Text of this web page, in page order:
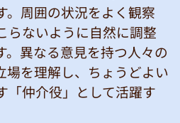
。周囲の状況をよく観察
らないように自然に調整
。異なる意見を持つ人々の
場を理解し、ちょうどよい
「仲介役」として活躍す